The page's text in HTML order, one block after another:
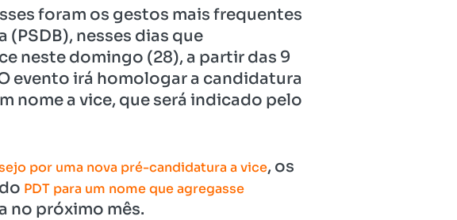
foram os gestos mais frequentes
nesses dias que
neste domingo (28), a partir das 9
evento irá homologar a candidatura
nome a vice, que será indicado pelo
por uma nova pré-candidatura a vice, os
PDT para um nome que agregasse
no próximo mês.